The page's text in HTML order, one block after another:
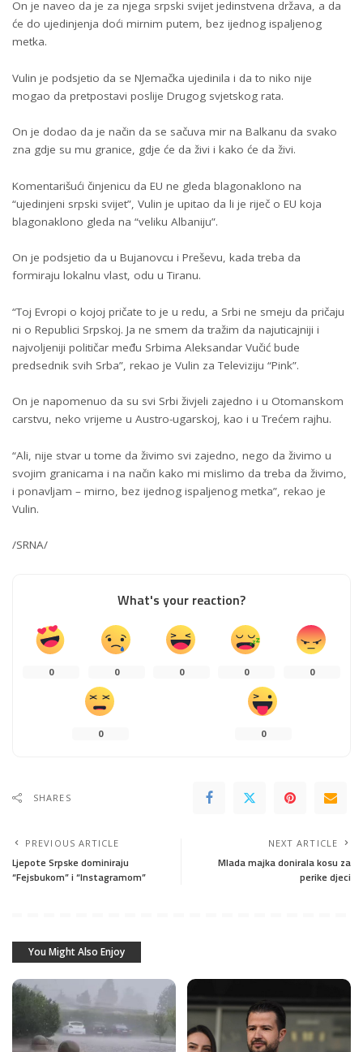
On je naveo da je za njega srpski svijet jedinstvena država, a da
će do ujedinjenja doći mirnim putem, bez ijednog ispaljenog
metka.
Vulin je podsjetio da se NJemačka ujedinila i da to niko nije
mogao da pretpostavi poslije Drugog svjetskog rata.
On je dodao da je način da se sačuva mir na Balkanu da svako
zna gdje su mu granice, gdje će da živi i kako će da živi.
Komentarišući činjenicu da EU ne gleda blagonaklono na
“ujedinjeni srpski svijet”, Vulin je upitao da li je riječ o EU koja
blagonaklono gleda na “veliku Albaniju”.
On je podsjetio da u Bujanovcu i Preševu, kada treba da
formiraju lokalnu vlast, odu u Tiranu.
“Toj Evropi o kojoj pričate to je u redu, a Srbi ne smeju da pričaju
ni o Republici Srpskoj. Ja ne smem da tražim da najuticajniji i
najvoljeniji političar među Srbima Aleksandar Vučić bude
predsednik svih Srba”, rekao je Vulin za Televiziju “Pink”.
On je napomenuo da su svi Srbi živjeli zajedno i u Otomanskom
carstvu, neko vrijeme u Austro-ugarskoj, kao i u Trećem rajhu.
“Ali, nije stvar u tome da živimo svi zajedno, nego da živimo u
svojim granicama i na način kako mi mislimo da treba da živimo,
i ponavljam – mirno, bez ijednog ispaljenog metka”, rekao je
Vulin.
/SRNA/
What's your reaction?
0 0 0 0 0
0 0
SHARES
PREVIOUS ARTICLE
Ljepote Srpske dominiraju
“Fejsbukom” i “Instagramom”
NEXT ARTICLE
Mlada majka donirala kosu za
perike djeci
You Might Also Enjoy